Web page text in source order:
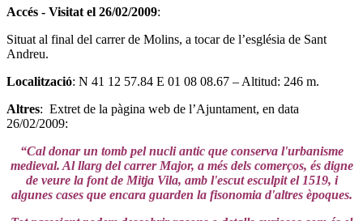
Accés - Visitat el 26/02/2009:
Situat al final del carrer de Molins, a tocar de l’església de Sant
Andreu.
Localització: N 41 12 57.84 E 01 08 08.67 – Altitud: 246 m.
Altres: Extret de la pàgina web de l’Ajuntament, en data
26/02/2009:
“Cal donar un tomb pel nucli antic que conserva l'urbanisme
medieval. Al llarg del carrer Major, a més dels comerços, és digne
de veure la font de Mitja Vila, amb l'escut esculpit el 1519, i
algunes cases que encara guarden la fisonomia d'altres èpoques.